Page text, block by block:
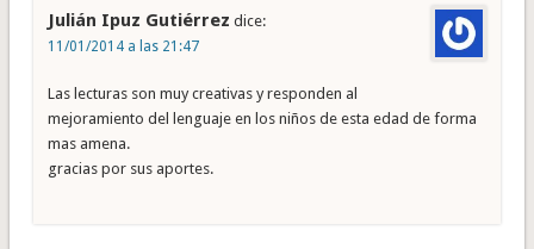
Julián Ipuz Gutiérrez dice:
11/01/2014 a las 21:47
Las lecturas son muy creativas y responden al
mejoramiento del lenguaje en los niños de esta edad de forma
mas amena.
gracias por sus aportes.